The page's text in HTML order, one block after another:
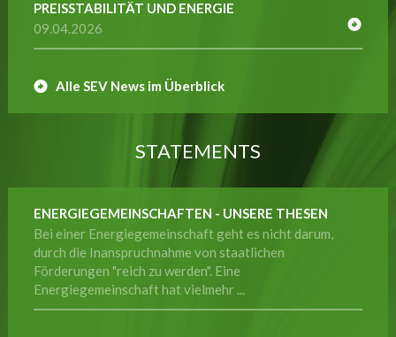
PREISSTABILITÄT UND ENERGIE
09.04.2026
Alle SEV News im Überblick
STATEMENTS
ENERGIEGEMEINSCHAFTEN - UNSERE THESEN
Bei einer Energiegemeinschaft geht es nicht darum,
durch die Inanspruchnahme von staatlichen
Förderungen "reich zu werden". Eine
Energiegemeinschaft hat vielmehr ...